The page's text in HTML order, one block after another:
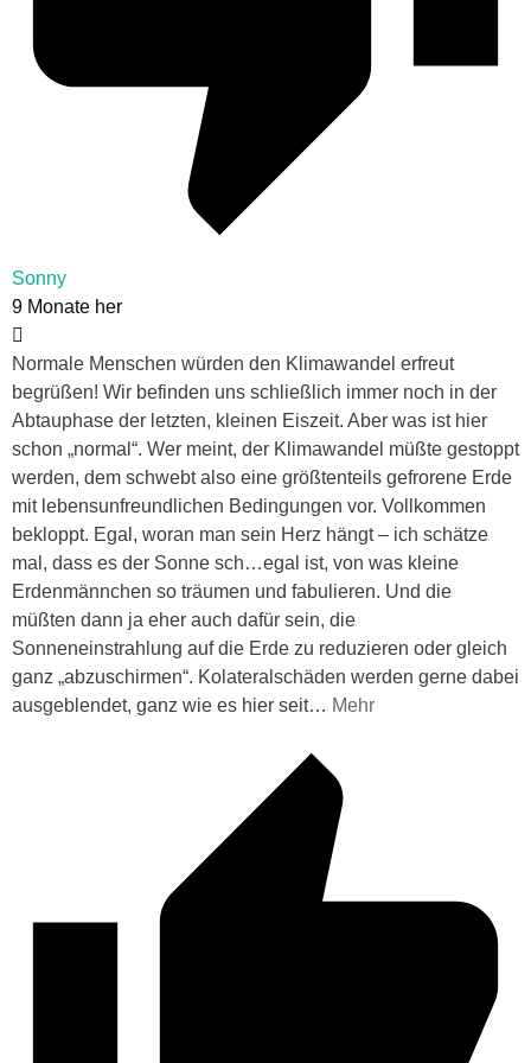
Sonny
9 Monate her
Normale Menschen würden den Klimawandel erfreut
begrüßen! Wir befinden uns schließlich immer noch in der
Abtauphase der letzten, kleinen Eiszeit. Aber was ist hier
schon „normal“. Wer meint, der Klimawandel müßte gestoppt
werden, dem schwebt also eine größtenteils gefrorene Erde
mit lebensunfreundlichen Bedingungen vor. Vollkommen
bekloppt. Egal, woran man sein Herz hängt – ich schätze
mal, dass es der Sonne sch…egal ist, von was kleine
Erdenmännchen so träumen und fabulieren. Und die
müßten dann ja eher auch dafür sein, die
Sonneneinstrahlung auf die Erde zu reduzieren oder gleich
ganz „abzuschirmen“. Kolateralschäden werden gerne dabei
ausgeblendet, ganz wie es hier seit… Mehr